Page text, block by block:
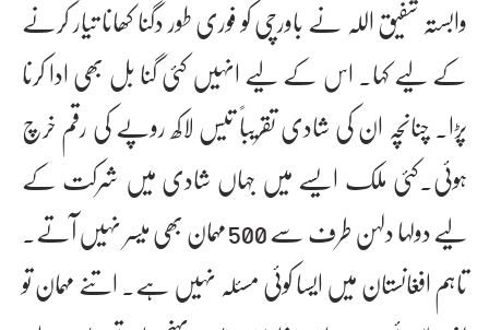
وابستہ شفیق اللہ نے باورچی کو فوری طور دگنا کھانا تیار کرنے
کے لیے کہا۔ اس کے لیے انہیں کئی گنا بل بھی ادا کرنا
پڑا۔ چنانچہ ان کی شادی تقریباً تیس لاکھ روپے کی رقم خرچ
ہوئی۔کئی ملک ایسے میں جہاں شادی میں شرکت کے
لیے دولہا دلہن طرف سے 500 مہمان بھی میسر نہیں آتے۔
تاہم افغانستان میں ایسا کوئی مسئلہ نہیں ہے۔ اتنے مہمان تو